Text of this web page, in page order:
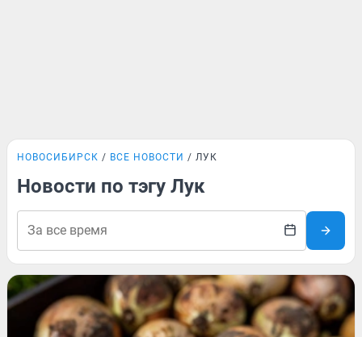
НОВОСИБИРСК ВСЕ НОВОСТИ ЛУК
Новости по тэгу Лук